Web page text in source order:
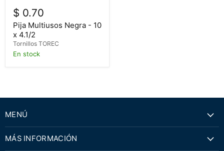
$ 0.70
Pija Multiusos Negra - 10
x 4.1/2
Tornillos TOREC
En stock
MENÚ
MÁS INFORMACIÓN